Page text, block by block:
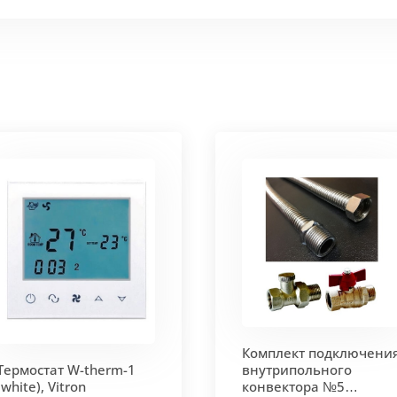
покрытием чёрного цвета.
- золото, бронза, чёрный, серебро (без доплат)
решетки - 13мм.Может быть изменена на 10 или 18
W-therm-1
Vitron
Комплект
внутрипольного
конвектора №5